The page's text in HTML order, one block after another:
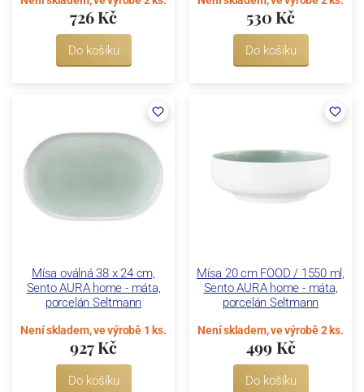
726 Kč
Do košíku
530 Kč
Do košíku
Mísa oválná 38 x 24 cm,
Sento AURA home - máta,
porcelán Seltmann
Není skladem, ve výrobě 1 ks.
927 Kč
Do košíku
Mísa 20 cm FOOD / 1550 ml,
Sento AURA home - máta,
porcelán Seltmann
Není skladem, ve výrobě 2 ks.
499 Kč
Do košíku